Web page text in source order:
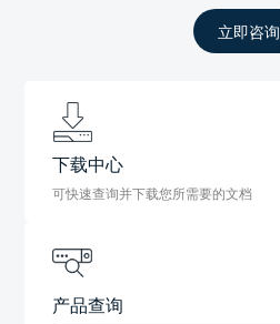
立即咨询
下载中心
可快速查询并下载您所需要的文档
产品查询